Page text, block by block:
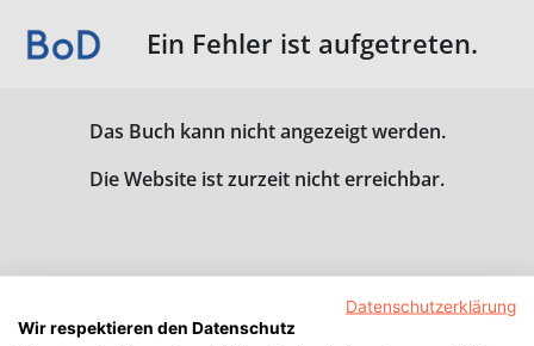
Ein Fehler ist aufgetreten.
Das Buch kann nicht angezeigt werden.
Die Website ist zurzeit nicht erreichbar.
Datenschutzerklärung
Wir respektieren den Datenschutz